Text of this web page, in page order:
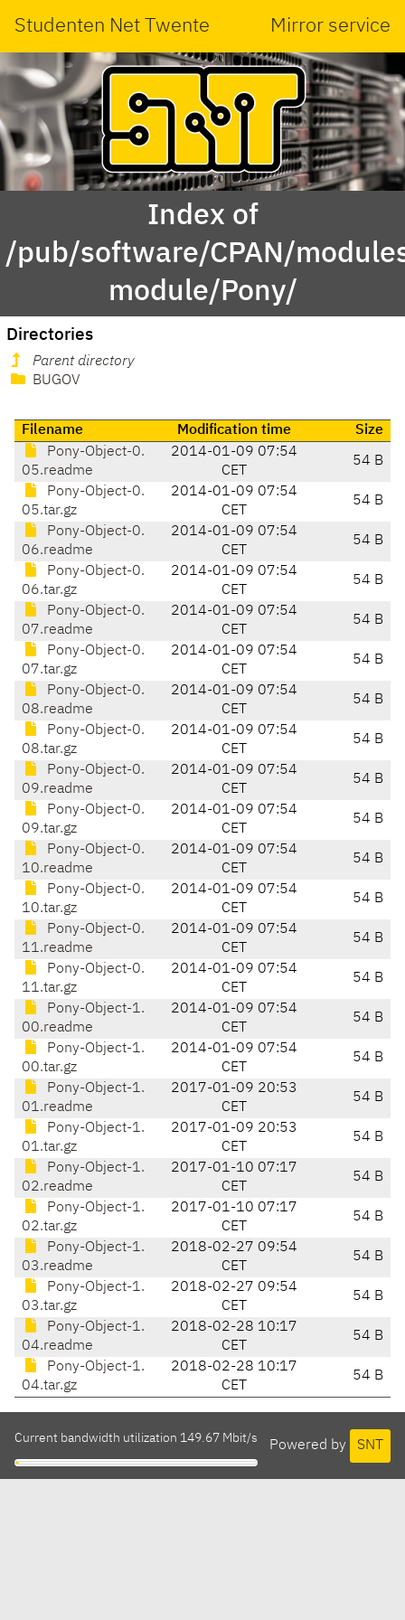
Studenten Net Twente Mirror service
Index of
/pub/software/CPAN/
module/Pony/
Directories
Parent directory
BUGOV
Filename Modification time
Size
Pony-Object-0.
05.readme
2014-01-09 07:54
CET
54 B
Pony-Object-0.
05.tar.gz
2014-01-09 07:54
CET
54 B
Pony-Object-0.
06.readme
2014-01-09 07:54
CET
54 B
Pony-Object-0.
06.tar.gz
2014-01-09 07:54
CET
54 B
Pony-Object-0.
07.readme
2014-01-09 07:54
CET
54 B
Pony-Object-0.
07.tar.gz
2014-01-09 07:54
CET
54 B
Pony-Object-0.
08.readme
2014-01-09 07:54
CET
54 B
Pony-Object-0.
08.tar.gz
2014-01-09 07:54
CET
54 B
Pony-Object-0.
09.readme
2014-01-09 07:54
CET
54 B
Pony-Object-0.
09.tar.gz
2014-01-09 07:54
CET
54 B
Pony-Object-0.
10.readme
2014-01-09 07:54
CET
54 B
Pony-Object-0.
10.tar.gz
2014-01-09 07:54
CET
54 B
Pony-Object-0.
11.readme
2014-01-09 07:54
CET
54 B
Pony-Object-0.
11.tar.gz
2014-01-09 07:54
CET
54 B
Pony-Object-1.
00.readme
2014-01-09 07:54
CET
54 B
Pony-Object-1.
00.tar.gz
2014-01-09 07:54
CET
54 B
Pony-Object-1.
01.readme
2017-01-09 20:53
CET
54 B
Pony-Object-1.
01.tar.gz
2017-01-09 20:53
CET
54 B
Pony-Object-1.
02.readme
2017-01-10 07:17
CET
54 B
Pony-Object-1.
02.tar.gz
2017-01-10 07:17
CET
54 B
Pony-Object-1.
03.readme
2018-02-27 09:54
CET
54 B
Pony-Object-1.
03.tar.gz
2018-02-27 09:54
CET
54 B
Pony-Object-1.
04.readme
2018-02-28 10:17
CET
54 B
Pony-Object-1.
04.tar.gz
2018-02-28 10:17
CET
54 B
Powered by SNT
Current bandwidth utilization 149.67 Mbit/s